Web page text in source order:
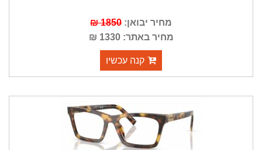
מחיר יבואן: 1850 ₪
מחיר באתר: 1330 ₪
קנה עכשיו